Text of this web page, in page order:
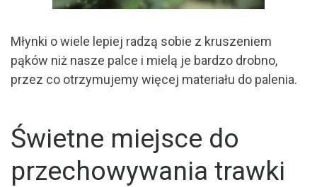
Młynki o wiele lepiej radzą sobie z kruszeniem
pąków niż nasze palce i mielą je bardzo drobno,
przez co otrzymujemy więcej materiału do palenia.
Świetne miejsce do
przechowywania trawki